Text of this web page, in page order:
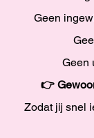
Geen
Geen
👉
Zodat jij snel